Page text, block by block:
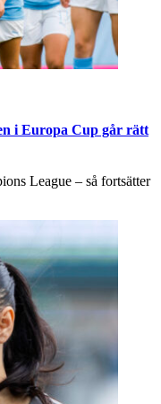
i Europa Cup går rätt
League – så fortsätter